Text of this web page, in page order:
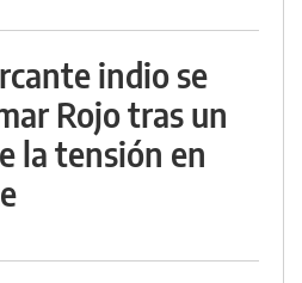
indio se
Rojo tras un
la tensión en